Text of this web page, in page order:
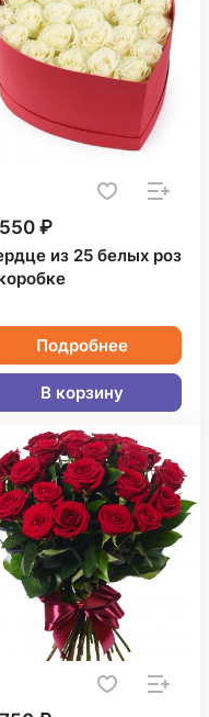
₽
из 25 белых роз
Подробнее
В корзину